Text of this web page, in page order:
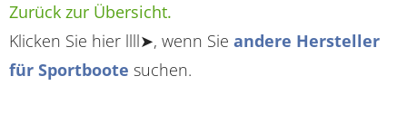
Zurück zur Übersicht.
Klicken Sie hier llll➤, wenn Sie andere Hersteller
für Sportboote suchen.